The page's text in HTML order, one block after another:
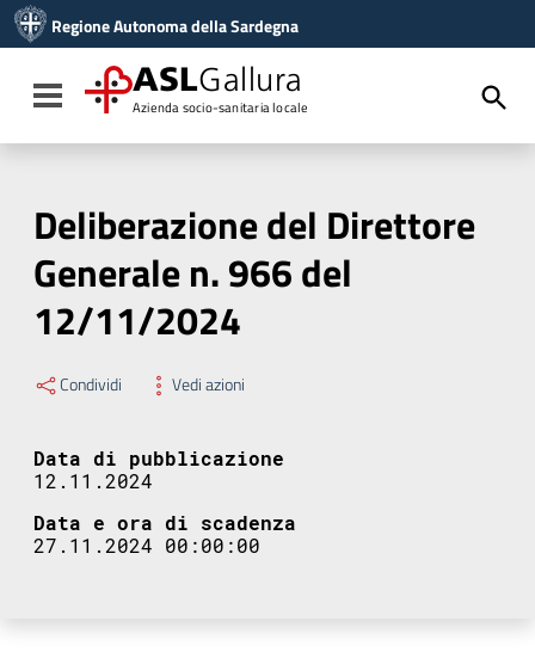
Vai al menu di navigazione
Vai al footer
Regione Autonoma della Sardegna
Toggle navigation
ASLGallura
Azienda socio-sanitaria locale
Deliberazione del Direttore
Generale n. 966 del
12/11/2024
Condividi Vedi azioni
Data di pubblicazione
12.11.2024
Data e ora di scadenza
27.11.2024 00:00:00